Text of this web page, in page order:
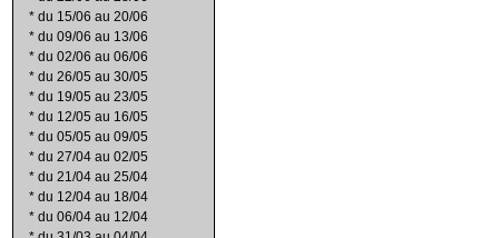
* du 15/06 au 20/06
* du 09/06 au 13/06
* du 02/06 au 06/06
* du 26/05 au 30/05
* du 19/05 au 23/05
* du 12/05 au 16/05
* du 05/05 au 09/05
* du 27/04 au 02/05
* du 21/04 au 25/04
* du 12/04 au 18/04
* du 06/04 au 12/04